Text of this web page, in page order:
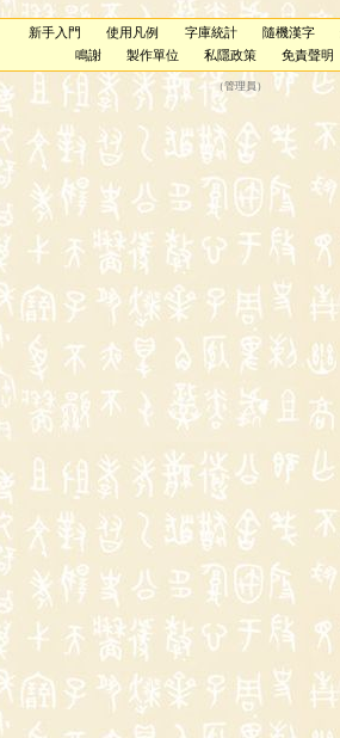
新手入門 使用凡例 字庫統計 隨機漢字
鳴謝
製作單位 私隱政策 免責聲明
（管理員 ）